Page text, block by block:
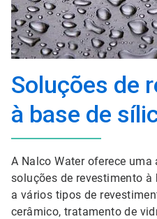
Soluções de
à base de
A Nalco Water oferece
soluções de revestimento
a vários tipos de
cerâmico, tratamento de